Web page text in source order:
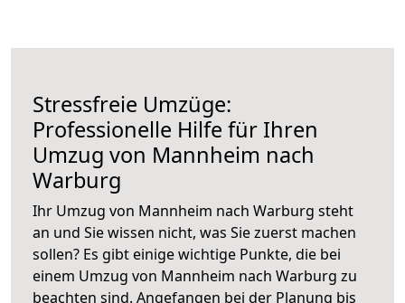
Stressfreie Umzüge:
Professionelle Hilfe für Ihren
Umzug von Mannheim nach
Warburg
Ihr Umzug von Mannheim nach Warburg steht
an und Sie wissen nicht, was Sie zuerst machen
sollen? Es gibt einige wichtige Punkte, die bei
einem Umzug von Mannheim nach Warburg zu
beachten sind. Angefangen bei der Planung bis